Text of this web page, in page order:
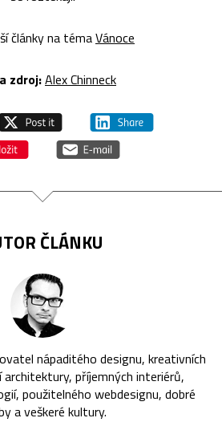
články na témaVánoce
zdroj:Alex Chinneck
ČLÁNKU
nápaditého designu, kreativních
příjemných interiérů,
použitelného webdesignu, dobré
a veškeré kultury.